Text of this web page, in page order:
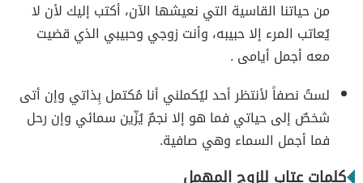
من حياتنا القاسية التي نعيشها الآن، أكتب إليك لأن لا
يُعاتب المرء إلا حبيبه، وأنت زوجي وحبيبي الذي قضيت
معه أجمل أيامى .
لستُ نصفاً لأنتظر أحد ليُكملني أنا مُكتمل بِذاتي وإن أتى
شخصٌ إلى حياتي فما هو إلا نجمٌ يُزّين سمائي وإن رحل
فما أجمل السماء وهي صافية.